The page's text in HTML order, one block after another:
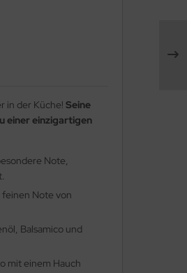
in der Küche! Seine
einer einzigartigen
Note,
Note von
Balsamico und
mit einem Hauch